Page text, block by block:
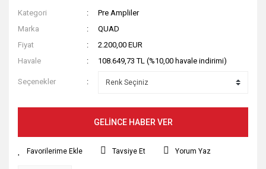
Kategori
Pre Ampliler
Marka
QUAD
Fiyat
2.200,00 EUR
Havale
108.649,73 TL (%10,00 havale indirimi)
Seçenekler
GELİNCE HABER VER
Tavsiye Et Yorum Yaz